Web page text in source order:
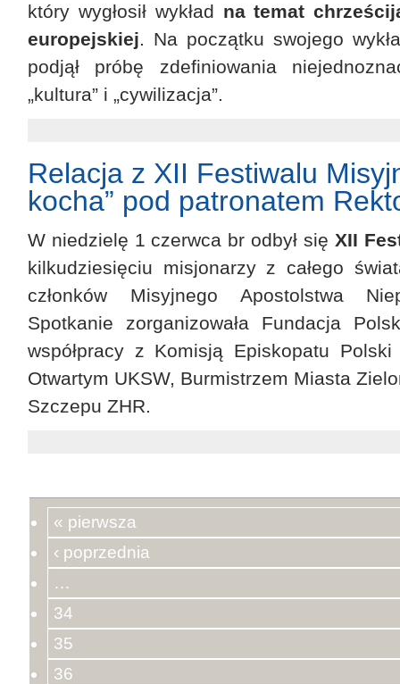
który wygłosił wykład na temat
europejskiej. Na początku swojego
podjął próbę zdefiniowania
„kultura” i „cywilizacja”.
Relacja z XII Festiwalu
kocha” pod patronatem
W niedzielę 1 czerwca br odbył się XII
kilkudziesięciu misjonarzy z całego
członków Misyjnego Apostolstwa
Spotkanie zorganizowała Fundacja
współpracy z Komisją Episkopatu
Otwartym UKSW, Burmistrzem Miasta
Szczepu ZHR.
« pierwsza
‹ poprzednia
…
34
35
36